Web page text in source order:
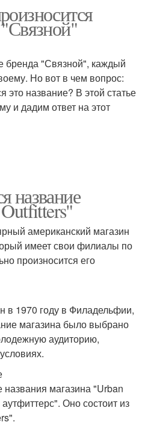
"Связной"
бренда "Связной", каждый
Но вот в чем вопрос:
это название? В этой статье
и дадим ответ на этот
название
американский магазин
имеет свои филиалы по
произносится его
в 1970 году в Филадельфии,
магазина было выбрано
аудиторию,
магазина "Urban
Оно состоит из